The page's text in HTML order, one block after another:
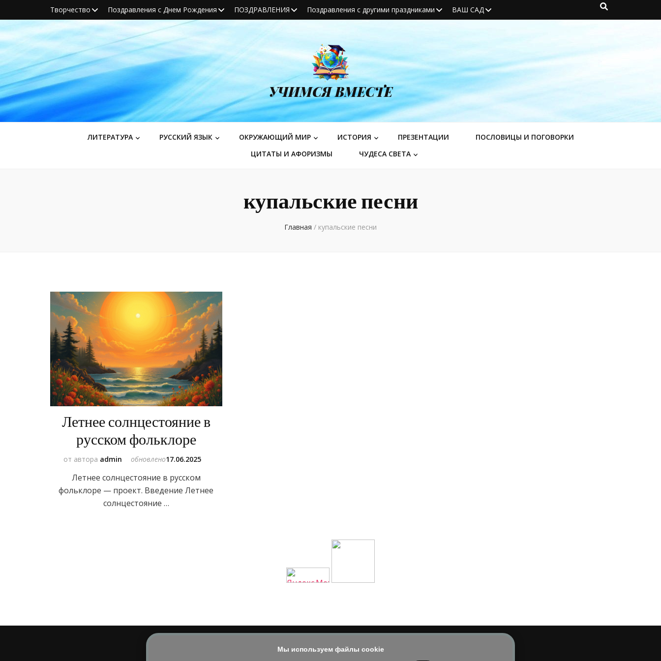
Творчество Поздравления с Днем Рождения ПОЗДРАВЛЕНИЯ Поздравления с другими праздниками ВАШ САД
УЧИМСЯ ВМЕСТЕ
ЛИТЕРАТУРА РУССКИЙ ЯЗЫК ОКРУЖАЮЩИЙ МИР ИСТОРИЯ ПРЕЗЕНТАЦИИ
ПОСЛОВИЦЫ И ПОГОВОРКИ
ЦИТАТЫ И АФОРИЗМЫ
ЧУДЕСА СВЕТА
купальские песни
Главная / купальские песни
Летнее солнцестояние в
русском фольклоре
от автора admin обновлено17.06.2025
Летнее солнцестояние в русском
фольклоре — проект. Введение Летнее
солнцестояние …
Мы используем файлы cookie
© 2014 - 2026